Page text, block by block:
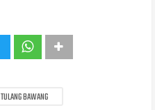
TULANG BAWANG